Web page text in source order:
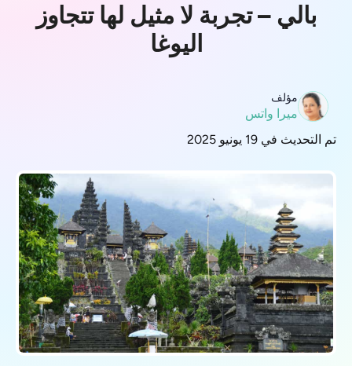
بالي – تجربة لا مثيل لها تتجاوز
اليوغا
مؤلف
ميرا واتس
تم التحديث في 19 يونيو 2025